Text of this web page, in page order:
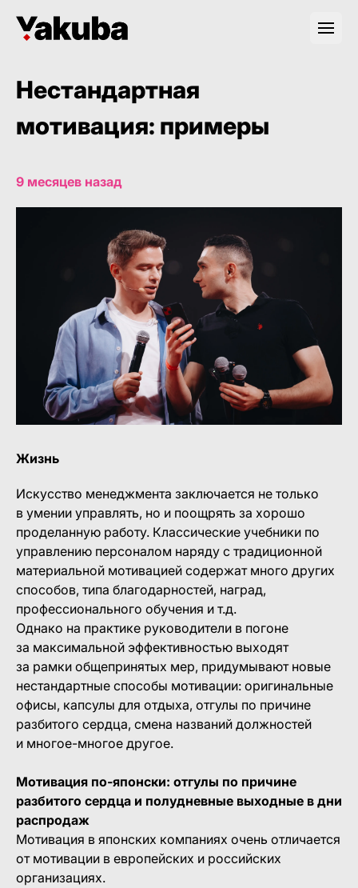
Нестандартная
мотивация: примеры
9 месяцев назад
Жизнь
Искусство менеджмента заключается не только
в умении управлять, но и поощрять за хорошо
проделанную работу. Классические учебники по
управлению персоналом наряду с традиционной
материальной мотивацией содержат много других
способов, типа благодарностей, наград,
профессионального обучения и т.д.
Однако на практике руководители в погоне
за максимальной эффективностью выходят
за рамки общепринятых мер, придумывают новые
нестандартные способы мотивации: оригинальные
офисы, капсулы для отдыха, отгулы по причине
разбитого сердца, смена названий должностей
и многое-многое другое.
Мотивация по-японски: отгулы по причине
разбитого сердца и полудневные выходные в дни
распродаж
Мотивация в японских компаниях очень отличается
от мотивации в европейских и российских
организациях.